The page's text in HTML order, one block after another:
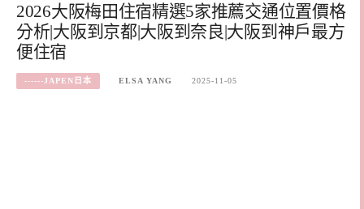
2026大阪梅田住宿精選5家推薦交通位置價格
分析|大阪到京都|大阪到奈良|大阪到神戶最方
便住宿
------JAPEN日本 ELSA YANG 2025-11-05